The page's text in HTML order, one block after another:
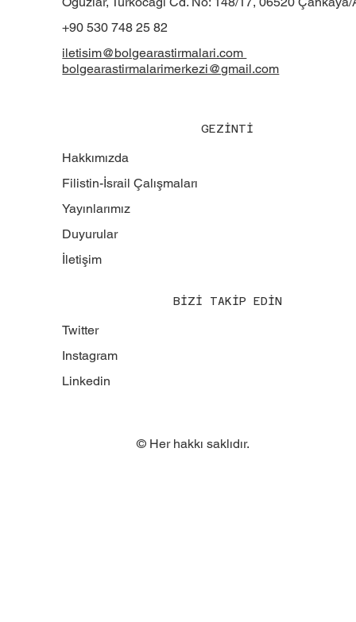
+90 530 748 25 82
iletisim@bolgearastirmalari.com
bolgearastirmalarimerkezi@gmail.com
GEZİNTİ
Hakkımızda
Filistin-İsrail Çalışmaları
Yayınlarımız
Duyurular
İletişim
BİZİ TAKİP EDİN
Twitter
Instagram
Linkedin
© Her hakkı saklıdır.